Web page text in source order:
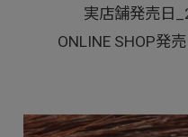
実店舗発売日
ONLINE SHOP発